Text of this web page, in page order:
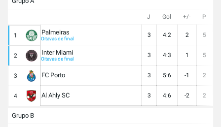
J Gol +/- P
1 Palmeiras
Oitavas de final
3 4:2 2 5
2 Inter Miami
Oitavas de final
3 4:3 1 5
3 FC Porto 3 5:6 -1 2
4 Al Ahly SC 3 4:6 -2 2
Grupo B